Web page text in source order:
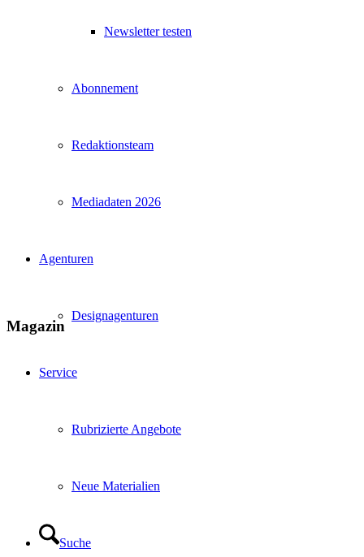
Newsletter testen
Abonnement
Redaktionsteam
Mediadaten 2026
Agenturen
Designagenturen
Service
Rubrizierte Angebote
Neue Materialien
Suche
Magazin